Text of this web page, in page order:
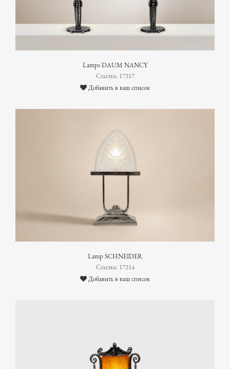
Lamps DAUM NANCY
Ссылка: 17217
Добавить в ваш список
Lamp SCHNEIDER
Ссылка: 17214
Добавить в ваш список